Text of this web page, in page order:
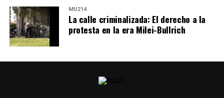
MU214
La calle criminalizada: El derecho a la
protesta en la era Milei-Bullrich